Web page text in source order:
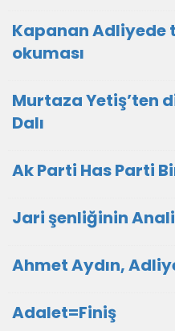
Kapanan Adliyede
okuması
Murtaza Yetiş’ten
Dalı
Ak Parti Has Parti
Jari şenliğinin
Ahmet Aydın,
Adalet=Finiş